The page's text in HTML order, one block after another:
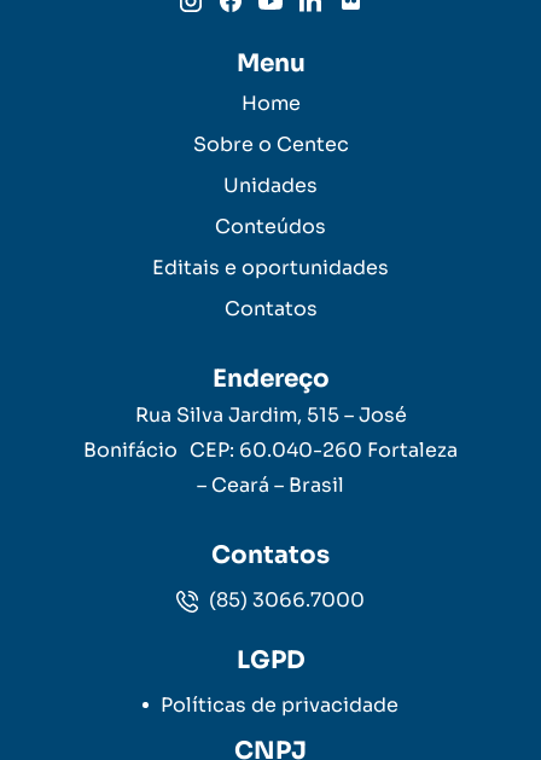
Menu
Home
Sobre o Centec
Unidades
Conteúdos
Editais e oportunidades
Contatos
Endereço
Rua Silva Jardim, 515 – José
Bonifácio CEP: 60.040-260 Fortaleza
– Ceará – Brasil
Contatos
(85) 3066.7000
LGPD
Políticas de privacidade
CNPJ